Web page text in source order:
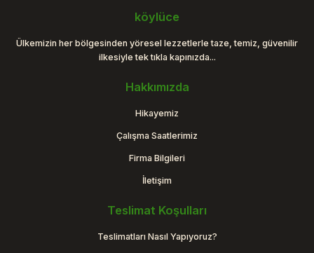
köylüce
Ülkemizin her bölgesinden yöresel lezzetlerle taze, temiz, güvenilir
ilkesiyle tek tıkla kapınızda...
Hakkımızda
Hikayemiz
Çalışma Saatlerimiz
Firma Bilgileri
İletişim
Teslimat Koşulları
Teslimatları Nasıl Yapıyoruz?